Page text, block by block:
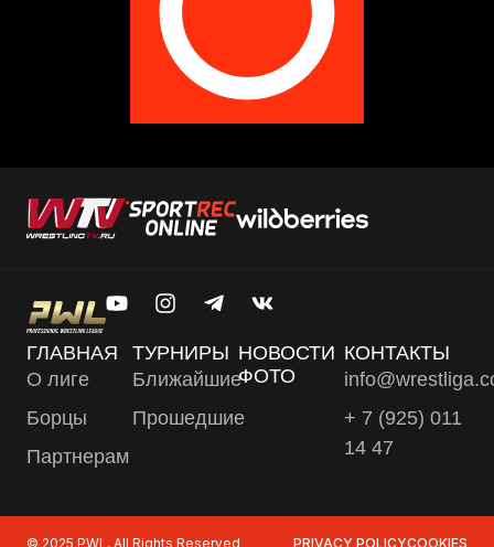
ГЛАВНАЯ
О лиге
Борцы
Партнерам
ТУРНИРЫ
Ближайшие
Прошедшие
НОВОСТИ
ФОТО
КОНТАКТЫ
+ 7 (925) 011
14 47
© 2025 PWL, All Rights Reserved PRIVACY POLICYCOOKIES